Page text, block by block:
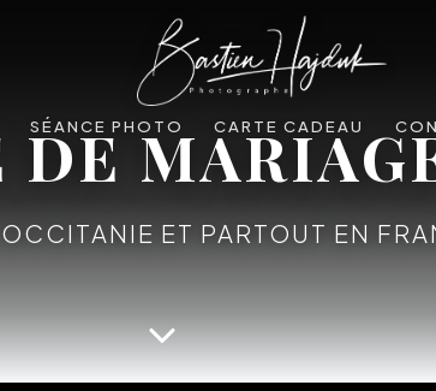
SÉANCE PHOTO CARTE CADEAU
DE
ET PARTOUT EN